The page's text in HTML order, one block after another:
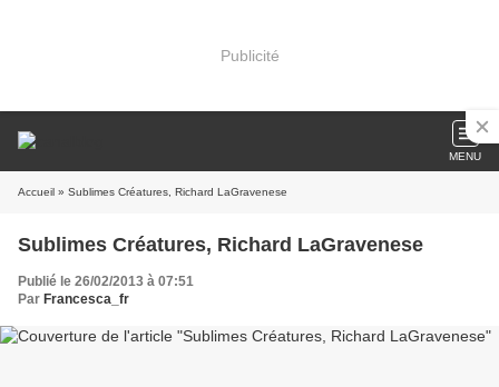
Publicité
MENU
Accueil » Sublimes Créatures, Richard LaGravenese
Sublimes Créatures, Richard LaGravenese
Publié le 26/02/2013 à 07:51
Par Francesca_fr